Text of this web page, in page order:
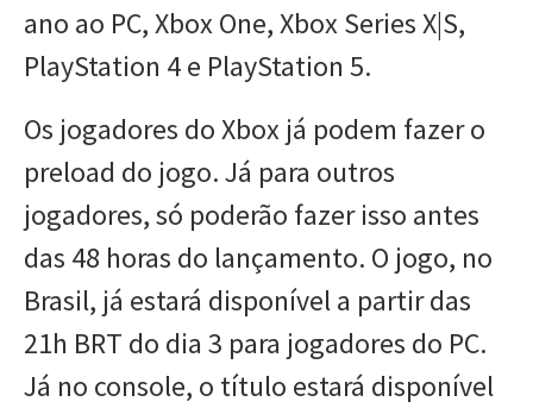
ano ao PC, Xbox One, Xbox Series X|S,
PlayStation 4 e PlayStation 5.
Os jogadores do Xbox já podem fazer o
preload do jogo. Já para outros
jogadores, só poderão fazer isso antes
das 48 horas do lançamento. O jogo, no
Brasil, já estará disponível a partir das
21h BRT do dia 3 para jogadores do PC.
Já no console, o título estará disponível